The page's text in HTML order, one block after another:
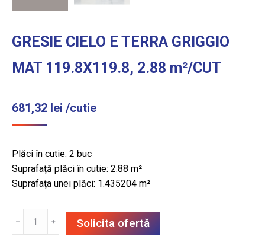
GRESIE CIELO E TERRA GRIGGIO
MAT 119.8X119.8, 2.88 m²/CUT
681,32 lei /cutie
Plăci în cutie: 2 buc
Suprafață plăci în cutie: 2.88 m²
Suprafața unei plăci: 1.435204 m²
﹣ ﹢ Solicita ofertă